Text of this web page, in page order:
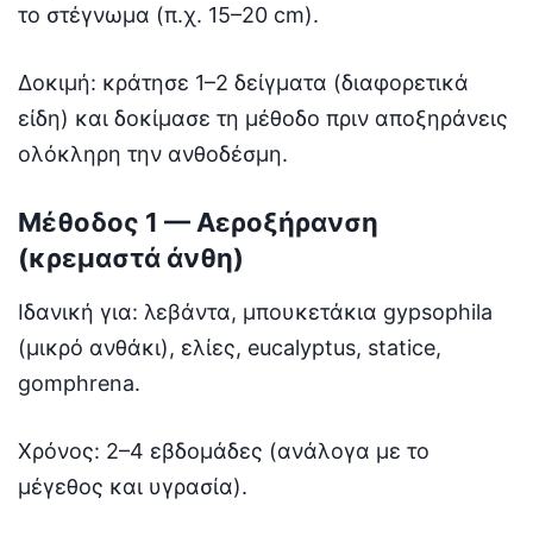
το στέγνωμα (π.χ. 15–20 cm).
Δοκιμή: κράτησε 1–2 δείγματα (διαφορετικά
είδη) και δοκίμασε τη μέθοδο πριν αποξηράνεις
ολόκληρη την ανθοδέσμη.
Μέθοδος 1 — Αεροξήρανση
(κρεμαστά άνθη)
Ιδανική για: λεβάντα, μπουκετάκια gypsophila
(μικρό ανθάκι), ελίες, eucalyptus, statice,
gomphrena.
Χρόνος: 2–4 εβδομάδες (ανάλογα με το
μέγεθος και υγρασία).